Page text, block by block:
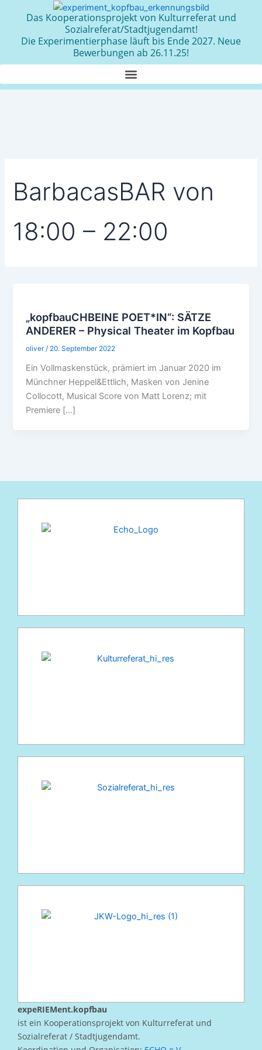
Das Kooperationsprojekt von Kulturreferat und
Sozialreferat/Stadtjugendamt!
Die Experimentierphase läuft bis Ende 2027. Neue
Bewerbungen ab 26.11.25!
BarbacasBAR von
18:00 – 22:00
„kopfbauCHBEINE POET*IN“: SÄTZE
ANDERER – Physical Theater im Kopfbau
oliver/ 20. September 2022
Ein Vollmaskenstück, prämiert im Januar 2020 im
Münchner Heppel&Ettlich, Masken von Jenine
Collocott, Musical Score von Matt Lorenz; mit
Premiere […]
expeRIEMent.kopfbau
ist ein Kooperationsprojekt von Kulturreferat und
Sozialreferat / Stadtjugendamt.